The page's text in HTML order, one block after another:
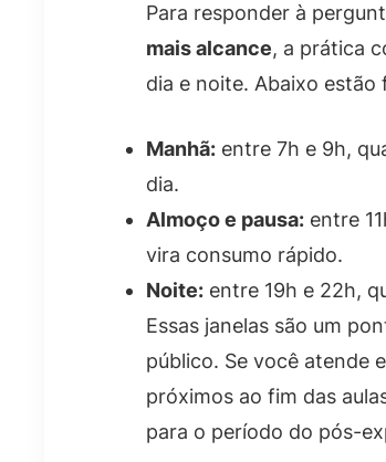
Para responder à
mais alcance, a prática
dia e noite. Abaixo
Manhã: entre 7h e 9h,
dia.
Almoço e pausa: entre
vira consumo rápido.
Noite: entre 19h e 22h,
Essas janelas são um
público. Se você atende
próximos ao fim das
para o período do pós-